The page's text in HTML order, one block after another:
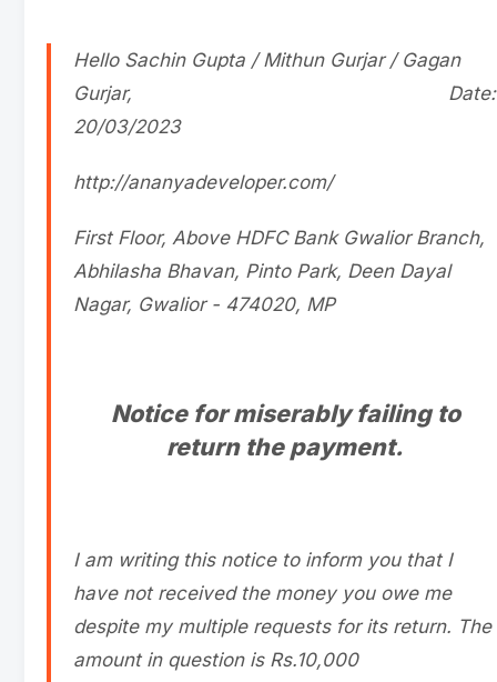
Hello Sachin Gupta / Mithun Gurjar / Gagan
Gurjar, Date:
20/03/2023
http://ananyadeveloper.com/
First Floor, Above HDFC Bank Gwalior Branch,
Abhilasha Bhavan, Pinto Park, Deen Dayal
Nagar, Gwalior - 474020, MP
Notice for miserably failing to
return the payment.
I am writing this notice to inform you that I
have not received the money you owe me
despite my multiple requests for its return. The
amount in question is Rs.10,000